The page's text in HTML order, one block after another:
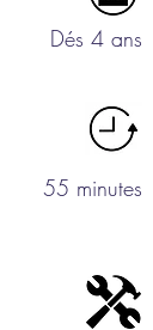
Dés 4 ans
55 minutes